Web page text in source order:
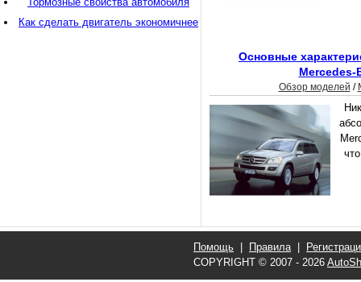
Основные
Mercedes-
Обзор моделей /
Как сделать двигатель экономичнее
Помощь Правила|
COPYRIGHT © 2007 - 2026